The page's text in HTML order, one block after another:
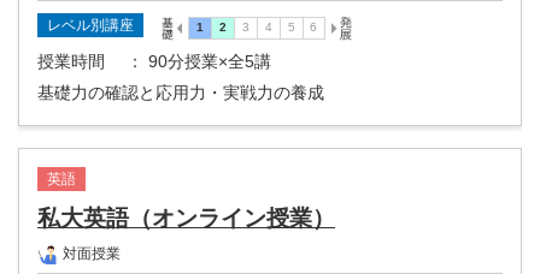
レベル別講座
授業時間
： 90分授業×全5講
基礎力の確認と応用力・実戦力の養成
英語
私大英語（オンライン授業）
対面授業